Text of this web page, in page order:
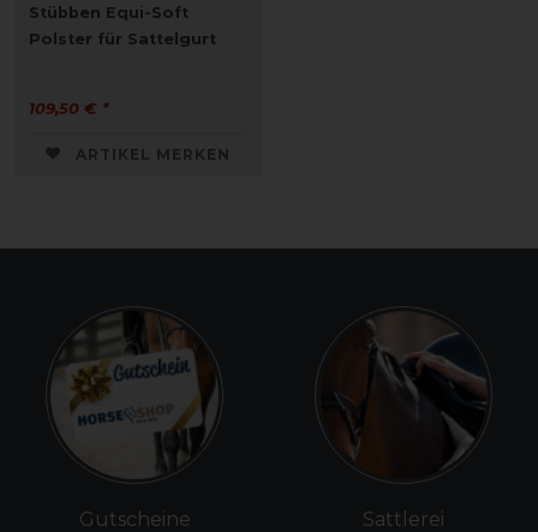
Stübben Equi-Soft
Polster für Sattelgurt
109,50 € *
ARTIKEL MERKEN
Gutscheine Sattlerei